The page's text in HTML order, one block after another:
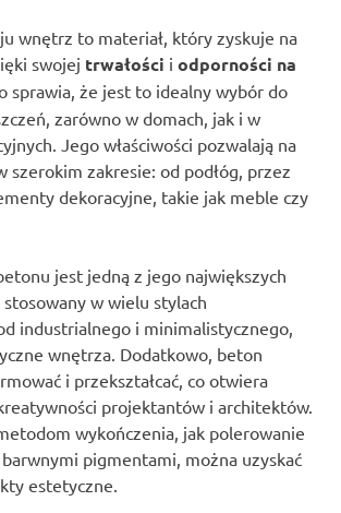
wnętrz to materiał, który zyskuje na
swojej trwałości i odporności na
sprawia, że jest to idealny wybór do
zarówno w domach, jak i w
Jego właściwości pozwalają na
szerokim zakresie: od podłóg, przez
dekoracyjne, takie jak meble czy
jest jedną z jego największych
w wielu stylach
industrialnego i minimalistycznego,
wnętrza. Dodatkowo, beton
i przekształcać, co otwiera
projektantów i architektów.
wykończenia, jak polerowanie
pigmentami, można uzyskać
estetyczne.